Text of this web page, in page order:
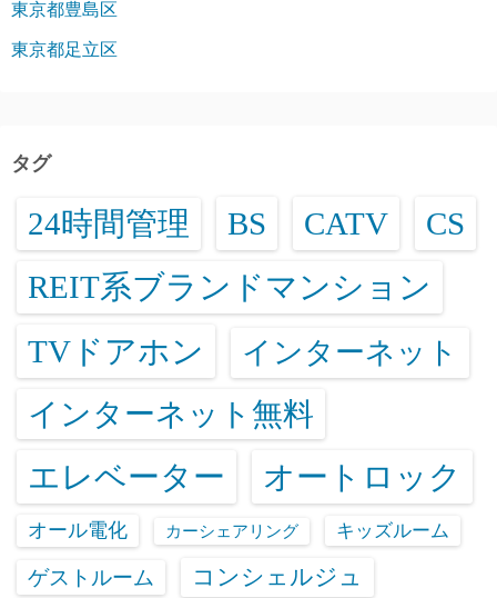
東京都豊島区
東京都足立区
タグ
24時間管理 BS CATV CS
REIT系ブランドマンション
TVドアホン インターネット
インターネット無料
エレベーター オートロック
オール電化 カーシェアリング キッズルーム
ゲストルーム コンシェルジュ